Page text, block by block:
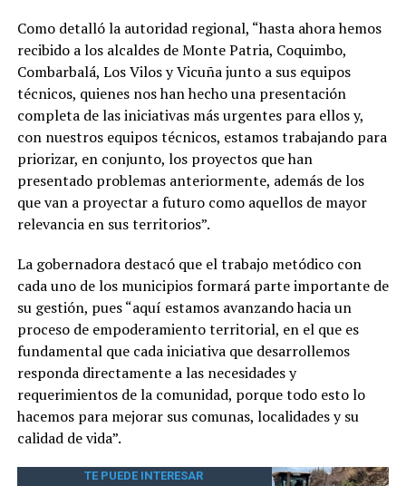
Como detalló la autoridad regional, “hasta ahora hemos
recibido a los alcaldes de Monte Patria, Coquimbo,
Combarbalá, Los Vilos y Vicuña junto a sus equipos
técnicos, quienes nos han hecho una presentación
completa de las iniciativas más urgentes para ellos y,
con nuestros equipos técnicos, estamos trabajando para
priorizar, en conjunto, los proyectos que han
presentado problemas anteriormente, además de los
que van a proyectar a futuro como aquellos de mayor
relevancia en sus territorios”.
La gobernadora destacó que el trabajo metódico con
cada uno de los municipios formará parte importante de
su gestión, pues “aquí estamos avanzando hacia un
proceso de empoderamiento territorial, en el que es
fundamental que cada iniciativa que desarrollemos
responda directamente a las necesidades y
requerimientos de la comunidad, porque todo esto lo
hacemos para mejorar sus comunas, localidades y su
calidad de vida”.
TE PUEDE INTERESAR